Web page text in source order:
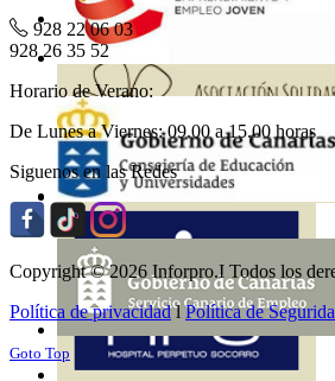
928 22 06 03
928 26 35 52
Horario de Verano:
De Lunes a Viernes: 09.00 a 15.00 horas
Siguenos en las Redes
Copyright © 2026 Inforpro.I Todos los
Política de privacidadlPolítica de
Goto Top